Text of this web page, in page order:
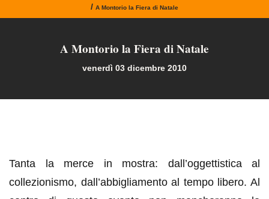
/ A Montorio la Fiera di Natale
A Montorio la Fiera di Natale
venerdì 03 dicembre 2010
Tanta la merce in mostra: dall’oggettistica al
collezionismo, dall’abbigliamento al tempo libero. Al